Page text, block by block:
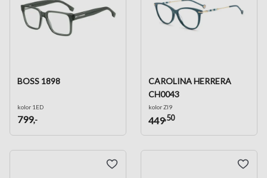
BOSS 1898
kolor 1ED
799,-
CAROLINA HERRERA
CH0043
kolor ZI9
449,50